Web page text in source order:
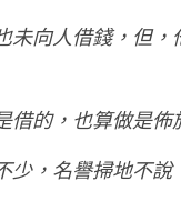
未向人借錢，但
借的，也算做是佈
少，名譽掃地不說